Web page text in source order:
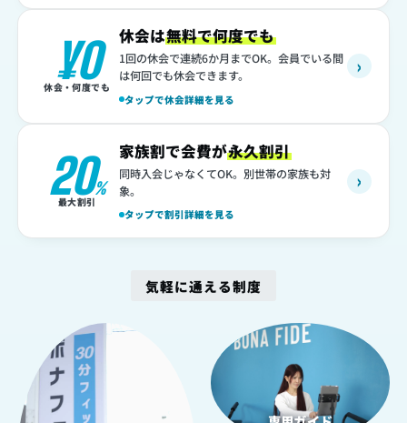
¥0
休会・何度でも
休会は無料で何度でも
1回の休会で連続6か月までOK。会員でいる間
は何回でも休会できます。
タップで休会詳細を見る
›
20%
最大割引
家族割で会費が永久割引
同時入会じゃなくてOK。別世帯の家族も対
象。
タップで割引詳細を見る
›
気軽に通える制度
2